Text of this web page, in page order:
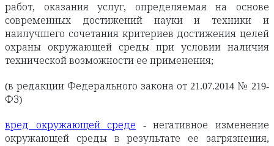
работ, оказания услуг, определяемая на основе
современных достижений науки и техники и
наилучшего сочетания критериев достижения целей
охраны окружающей среды при условии наличия
технической возможности ее применения;
(в редакции Федерального закона от 21.07.2014 № 219-
ФЗ)
вред окружающей среде - негативное изменение
окружающей среды в результате ее загрязнения,